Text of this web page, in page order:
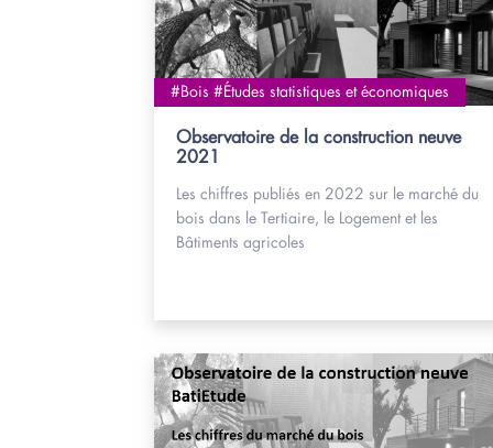
#Bois #Études statistiques et économiques
Observatoire de la construction neuve
2021
Les chiffres publiés en 2022 sur le marché du
bois dans le Tertiaire, le Logement et les
Bâtiments agricoles